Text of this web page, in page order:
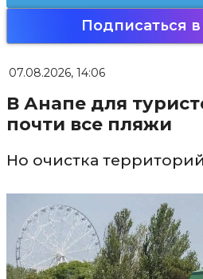
Подписаться в
07.08.2026, 14:06
В Анапе для
почти все пляжи
Но очистка